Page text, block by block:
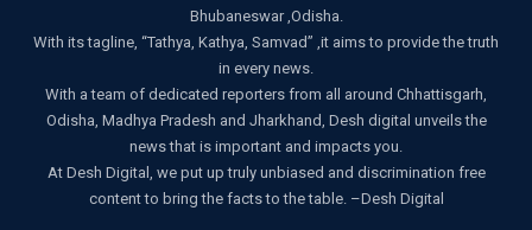
Bhubaneswar ,Odisha.
With its tagline, “Tathya, Kathya, Samvad” ,it aims to provide the truth
in every news.
With a team of dedicated reporters from all around Chhattisgarh,
Odisha, Madhya Pradesh and Jharkhand, Desh digital unveils the
news that is important and impacts you.
At Desh Digital, we put up truly unbiased and discrimination free
content to bring the facts to the table. –Desh Digital